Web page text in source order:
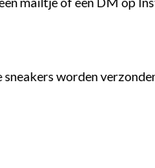
worden